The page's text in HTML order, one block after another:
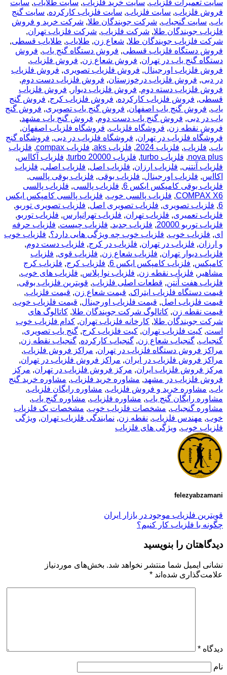
سایت تعمیرات فلزیاب, سایت خرید فلزیاب, سایت طلایاب, سایت
فروش فلزیاب, سایت فلزیاب, سایت فلزیاب کارکرده, سایت گنج
یاب, سایت گنجیاب, شرکت جویندگان طلا, شرکت خرید و فروش
فلزیاب جویندگان طلا, شرکت فلزیاب, شرکت فلزیاب تهران,
شرکت فلزیاب جویندگان طلا, شعاع زن, طلایاب, طلایاب قسطی,
فروش دستگاه فلزیاب قسطی, فروش دستگاه گنج یاب, فروش
دستگاه گنج یاب در تهران, فروش شعاع زن, فروش فلزیاب,
فروش فلزیاب اورجینال, فروش فلزیاب تصویری, فروش فلزیاب
در دبی, فروش فلزیاب درخوزستان, فروش فلزیاب دست دوم,
فروش فلزیاب دسته دوم, فروش فلزیاب دیوار , فروش فلزیاب
قسطی, فروش فلزیاب کارکرده, فروش فلزیاب کرج, فروش گنج
یاب, فروش گنج یاب اصفهان, فروش گنج یاب تصویری, فروش گنج
یاب در دبی, فروش گنج یاب دست دوم, فروش گنج یاب مشهد,
فروش نقطه زن, فروشگاه فلزیاب, فروشگاه فلزیاب اصفهان,
فروشگاه فلزیاب در تهران, فروشگاه فلزیاب در دبی, فروشگاه گنج
یاب, فلزیاب, فلزیاب 2024 , فلزیاب aks , فلزیاب compax , فلزیاب
nova plus
, فلزیاب turbo , فلزیاب turbo 20000 , فلزیاب آکااس,
فلزیاب آنتنی, فلزیاب ارزان, فلزیاب اصل, فلزیاب اصلی, فلزیاب
اکااس, فلزیاب اورجینال, فلزیاب بوقی, فلزیاب بوقی پالسی,
فلزیاب بوقی کامپکس ایکس 6
, فلزیاب پالسی, فلزیاب پالسی
COMPAX X6
, فلزیاب پالسی خوب, فلزیاب پالسی کامپکس ایکس
6
, فلزیاب تصویری, فلزیاب تصویری اصل, فلزیاب تصویری توربو,
فلزیاب تعمیری, فلزیاب تهران, فلزیاب تهرانپارس, فلزیاب توربو,
فلزیاب توربو 20000
, فلزیاب جدید, فلزیاب چیست, فلزیاب حرفه
ای, فلزیاب خوب, فلزیاب خوب چه ویژگی هایی دارد؟, فلزیاب خوب
و ارزان, فلزیاب در تهران, فلزیاب در کرج, فلزیاب دست دوم,
فلزیاب دیوار تهران, فلزیاب شعاع زن, فلزیاب قوی, فلزیاب
کامپکس, فلزیاب کامپکس ایکس 6 , فلزیاب کرج, فلزیاب کرج
مشاهیر , فلزیاب نقطه زن, فلزیاب نوا پلاس, فلزیاب های خوب,
فلزیاب هفت آنتن, قطعات اصلی فلزیاب, قویترین فلزیاب بوقی,
قیمت دستگاه فلزیاب ایتراک, قیمت شعاع زن, قیمت فلزیاب,
قیمت فلزیاب اصل, قیمت فلزیاب اورجینال, قیمت فلزیاب خوب,
قیمت نقطه زن, کاتالوگ شرکت جویندگان طلا, کاتالوگ های
شرکت جویندگان طلا, کارخانه فلزیاب تهران, کدام فلزیاب خوب
است, کیت فلزیاب تهران, کیت فلزیاب کرج, گنج یاب تصویری,
گنجیاب, گنجیاب شعاع زن, گنجیاب کارکرده, گنجیاب نقطه زن,
مراکز فروش دستگاه فلزیاب در تهران, مراکز فروش فلزیاب,
مراکز فروش فلزیاب در ایران, مراکز فروش فلزیاب در تهران,
مرکز فروش فلزیاب ایران, مرکز فروش فلزیاب در تهران, مرکز
فروش فلزیاب در مشهد, مشاوره خرید فلزیاب, مشاوره خرید گنج
یاب, مشاوره خرید و فروش فلزیاب, مشاوره رایگان فلزیاب,
مشاوره رایگان گنج یاب, مشاوره فلزیاب, مشاوره گنج یاب,
مشاوره گنجیاب, مشخصات فلزیاب خوب, مشخصات یک فلزیاب
خوب, مهندس فلزیاب, نقطه زن, نمایندگی فلزیاب تهران, ویژگی
فلزیاب خوب, ویژگی های فلزیاب
felezyabzamani
قویترین فلزیاب موجود در بازار ایران
چگونه با فلزیاب کار کنیم؟
دیدگاهتان را بنویسید
نشانی ایمیل شما منتشر نخواهد شد. بخش‌های موردنیاز
علامت‌گذاری شده‌اند *
دیدگاه *
نام